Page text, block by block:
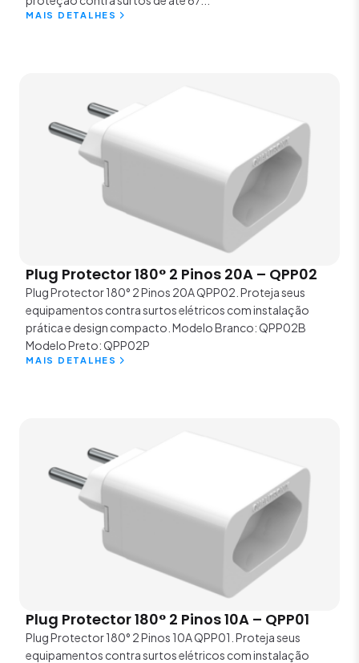
MAIS DETALHES
Plug Protector 180° 2 Pinos 20A – QPP02
Plug Protector 180° 2 Pinos 20A QPP02. Proteja seus
equipamentos contra surtos elétricos com instalação
prática e design compacto. Modelo Branco: QPP02B
Modelo Preto: QPP02P
MAIS DETALHES
Plug Protector 180° 2 Pinos 10A – QPP01
Plug Protector 180° 2 Pinos 10A QPP01. Proteja seus
equipamentos contra surtos elétricos com instalação